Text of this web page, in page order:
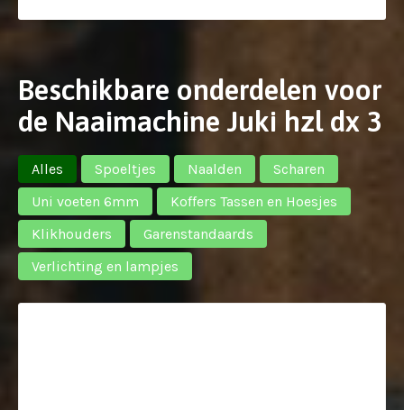
Beschikbare onderdelen voor
de Naaimachine Juki hzl dx 3
Alles Spoeltjes Naalden
Scharen
Uni voeten 6mm
Koffers Tassen en Hoesjes
Klikhouders
Garenstandaards
Verlichting en lampjes